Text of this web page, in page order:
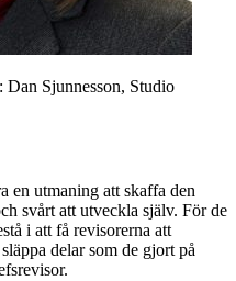
Sjunnesson, Studio
en utmaning att skaffa den
svårt att utveckla själv. För de
i att få revisorerna att
delar som de gjort på